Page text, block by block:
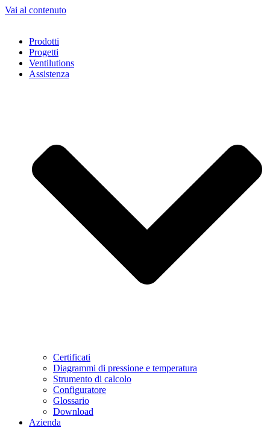
Vai al contenuto
Prodotti
Progetti
Ventilutions
Assistenza
Certificati
Diagrammi di pressione e temperatura
Strumento di calcolo
Configuratore
Glossario
Download
Azienda